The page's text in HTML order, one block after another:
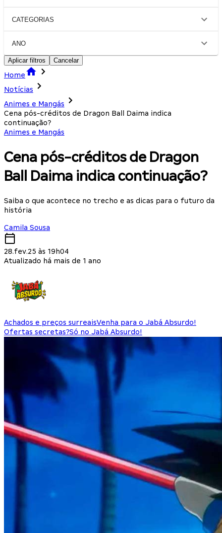
CATEGORIAS
ANO
Aplicar filtros Cancelar
Home
Notícias
Animes e Mangás
Cena pós-créditos de Dragon Ball Daima indica
continuação?
Animes e Mangás
Cena pós-créditos de Dragon
Ball Daima indica continuação?
Saiba o que acontece no trecho e as dicas para o futuro da
história
Camila Sousa
28.fev.25 às 19h04
Atualizado há mais de 1 ano
Achados e preços surreaisVenha para o Jabá Absurdo!
Ofertas secretas?Só no Jabá Absurdo!